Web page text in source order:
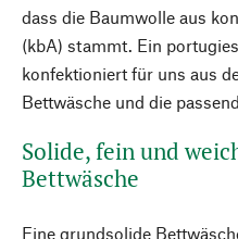
dass die Baumwolle aus
(kbA) stammt. Ein
konfektioniert für uns aus
Bettwäsche und die
Solide, fein und
Bettwäsche
Eine grundsolide